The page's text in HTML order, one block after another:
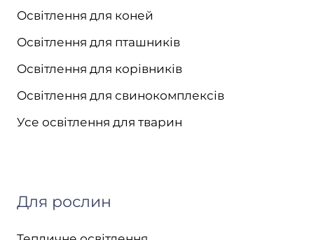
Освітлення для коней
Освітлення для пташників
Освітлення для корівників
Освітлення для свинокомплексів
Усе освітлення для тварин
Для рослин